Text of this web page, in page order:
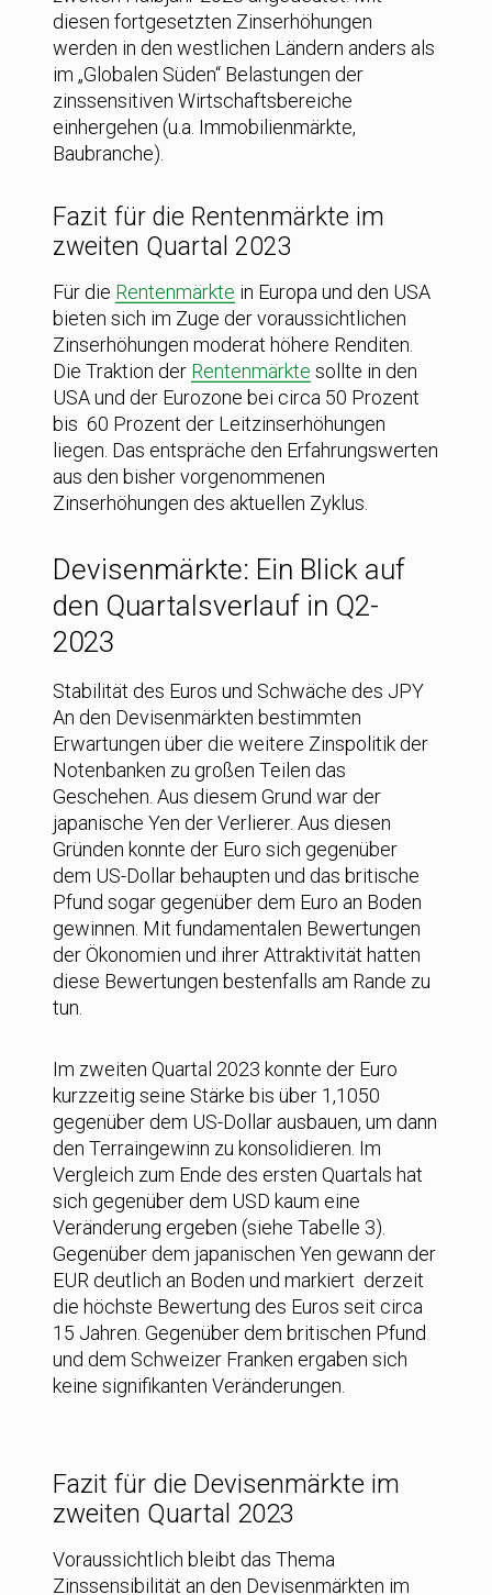
diesen fortgesetzten Zinserhöhungen
werden in den westlichen Ländern anders als
im „Globalen Süden“ Belastungen der
zinssensitiven Wirtschaftsbereiche
einhergehen (u.a. Immobilienmärkte,
Baubranche).
Fazit für die Rentenmärkte im
zweiten Quartal 2023
Für die Rentenmärkte in Europa und den USA
bieten sich im Zuge der voraussichtlichen
Zinserhöhungen moderat höhere Renditen.
Die Traktion der Rentenmärkte sollte in den
USA und der Eurozone bei circa 50 Prozent
bis 60 Prozent der Leitzinserhöhungen
liegen. Das entspräche den Erfahrungswerten
aus den bisher vorgenommenen
Zinserhöhungen des aktuellen Zyklus.
Devisenmärkte: Ein Blick auf
den Quartalsverlauf in Q2-
2023
Stabilität des Euros und Schwäche des JPY
An den Devisenmärkten bestimmten
Erwartungen über die weitere Zinspolitik der
Notenbanken zu großen Teilen das
Geschehen. Aus diesem Grund war der
japanische Yen der Verlierer. Aus diesen
Gründen konnte der Euro sich gegenüber
dem US-Dollar behaupten und das britische
Pfund sogar gegenüber dem Euro an Boden
gewinnen. Mit fundamentalen Bewertungen
der Ökonomien und ihrer Attraktivität hatten
diese Bewertungen bestenfalls am Rande zu
tun.
Im zweiten Quartal 2023 konnte der Euro
kurzzeitig seine Stärke bis über 1,1050
gegenüber dem US-Dollar ausbauen, um dann
den Terraingewinn zu konsolidieren. Im
Vergleich zum Ende des ersten Quartals hat
sich gegenüber dem USD kaum eine
Veränderung ergeben (siehe Tabelle 3).
Gegenüber dem japanischen Yen gewann der
EUR deutlich an Boden und markiert derzeit
die höchste Bewertung des Euros seit circa
15 Jahren. Gegenüber dem britischen Pfund
und dem Schweizer Franken ergaben sich
keine signifikanten Veränderungen.
Fazit für die Devisenmärkte im
zweiten Quartal 2023
Voraussichtlich bleibt das Thema
Zinssensibilität an den Devisenmärkten im